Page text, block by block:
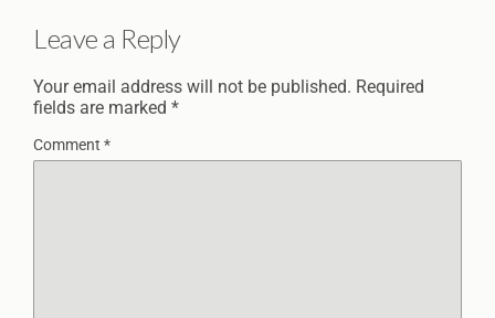
Leave a Reply
Your email address will not be published. Required
fields are marked *
Comment *